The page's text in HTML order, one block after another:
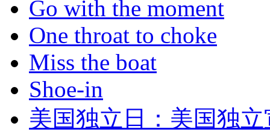
Go with the moment
One throat to choke
Miss the boat
Shoe-in
美国独立日：美国独